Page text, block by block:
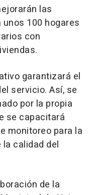
las
100 hogares
con
garantizará el
servicio. Así, se
por la propia
se capacitará
monitoreo para la
calidad del
de la